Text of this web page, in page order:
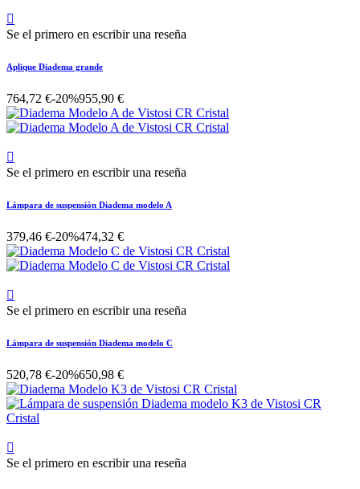

Se el primero en escribir una reseña
Aplique Diadema grande
764,72 €-20%955,90 €

Se el primero en escribir una reseña
Lámpara de suspensión Diadema modelo A
379,46 €-20%474,32 €

Se el primero en escribir una reseña
Lámpara de suspensión Diadema modelo C
520,78 €-20%650,98 €

Se el primero en escribir una reseña